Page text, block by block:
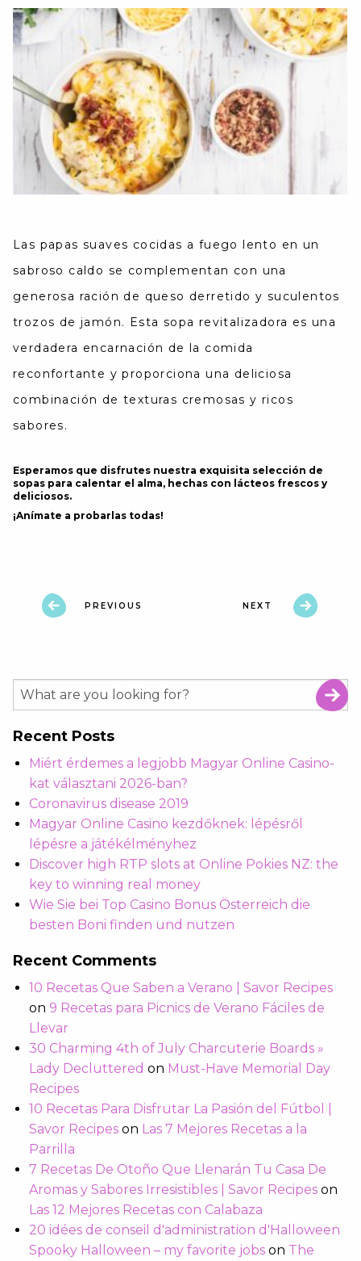
Las papas suaves cocidas a fuego lento en un
sabroso caldo se complementan con una
generosa ración de queso derretido y suculentos
trozos de jamón. Esta sopa revitalizadora es una
verdadera encarnación de la comida
reconfortante y proporciona una deliciosa
combinación de texturas cremosas y ricos
sabores.
Esperamos que disfrutes nuestra exquisita selección de
sopas para calentar el alma, hechas con lácteos frescos y
deliciosos.
¡Anímate a probarlas todas!
PREVIOUS NEXT
Recent Posts
Miért érdemes a legjobb Magyar Online Casino-
kat választani 2026-ban?
Coronavirus disease 2019
Magyar Online Casino kezdőknek: lépésről
lépésre a játékélményhez
Discover high RTP slots at Online Pokies NZ: the
key to winning real money
Wie Sie bei Top Casino Bonus Österreich die
besten Boni finden und nutzen
Recent Comments
10 Recetas Que Saben a Verano | Savor Recipes
on 9 Recetas para Picnics de Verano Fáciles de
Llevar
30 Charming 4th of July Charcuterie Boards »
Lady Decluttered on Must-Have Memorial Day
Recipes
10 Recetas Para Disfrutar La Pasión del Fútbol |
Savor Recipes on Las 7 Mejores Recetas a la
Parrilla
7 Recetas De Otoño Que Llenarán Tu Casa De
Aromas y Sabores Irresistibles | Savor Recipes on
Las 12 Mejores Recetas con Calabaza
20 idées de conseil d'administration d'Halloween
Spooky Halloween – my favorite jobs on The